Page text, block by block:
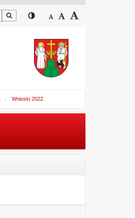
Szukaj Przełącz pomiędzy
Zmniejsz czcionkę
Domyślny rozmiar
Wnioski 2022